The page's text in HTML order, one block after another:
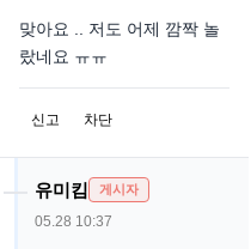
맞아요 .. 저도 어제 깜짝 놀
랐네요 ㅠㅠ
신고 차단
유미킴 게시자
05.28 10:37